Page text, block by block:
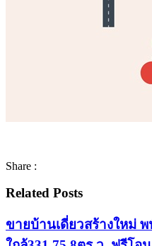
Share :
Related Posts
ขายบ้านเดี่ยวสร้างใหม่